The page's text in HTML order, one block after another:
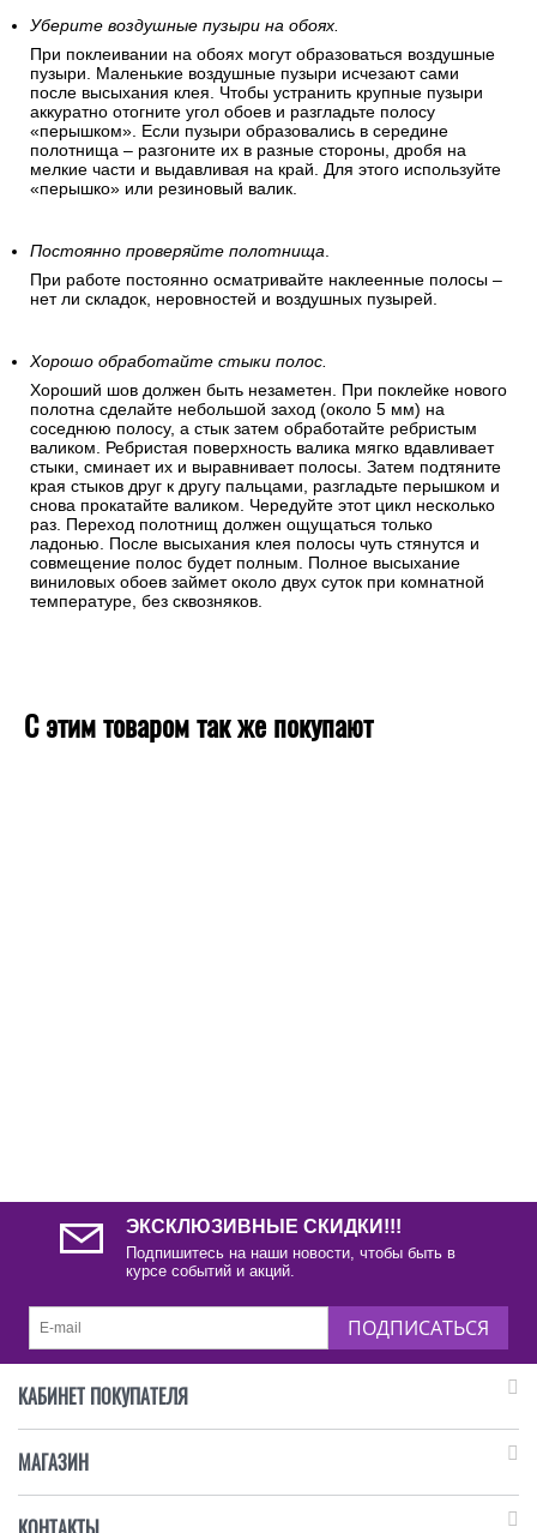
Уберите воздушные пузыри на обоях.
При поклеивании на обоях могут образоваться воздушные
пузыри. Маленькие воздушные пузыри исчезают сами
после высыхания клея. Чтобы устранить крупные пузыри
аккуратно отогните угол обоев и разгладьте полосу
«перышком». Если пузыри образовались в середине
полотнища – разгоните их в разные стороны, дробя на
мелкие части и выдавливая на край. Для этого используйте
«перышко» или резиновый валик.
Постоянно проверяйте полотнища.
При работе постоянно осматривайте наклеенные полосы –
нет ли складок, неровностей и воздушных пузырей.
Хорошо обработайте стыки полос.
Хороший шов должен быть незаметен. При поклейке нового
полотна сделайте небольшой заход (около 5 мм) на
соседнюю полосу, а стык затем обработайте ребристым
валиком. Ребристая поверхность валика мягко вдавливает
стыки, сминает их и выравнивает полосы. Затем подтяните
края стыков друг к другу пальцами, разгладьте перышком и
снова прокатайте валиком. Чередуйте этот цикл несколько
раз. Переход полотнищ должен ощущаться только
ладонью. После высыхания клея полосы чуть стянутся и
совмещение полос будет полным. Полное высыхание
виниловых обоев займет около двух суток при комнатной
температуре, без сквозняков.
С этим товаром так же покупают
ЭКСКЛЮЗИВНЫЕ СКИДКИ!!!
Подпишитесь на наши новости, чтобы быть в
курсе событий и акций.
ПОДПИСАТЬСЯ
КАБИНЕТ ПОКУПАТЕЛЯ
МАГАЗИН